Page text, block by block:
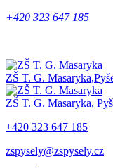
+420 323 647 185
ZŠ T. G. Masaryka,
ZŠ T. G. Masaryka,
+420 323 647 185
zspysely@zspysely.cz